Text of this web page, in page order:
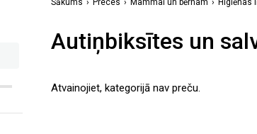
Autiņbiksītes un
Atvainojiet, kategorijā nav preču.